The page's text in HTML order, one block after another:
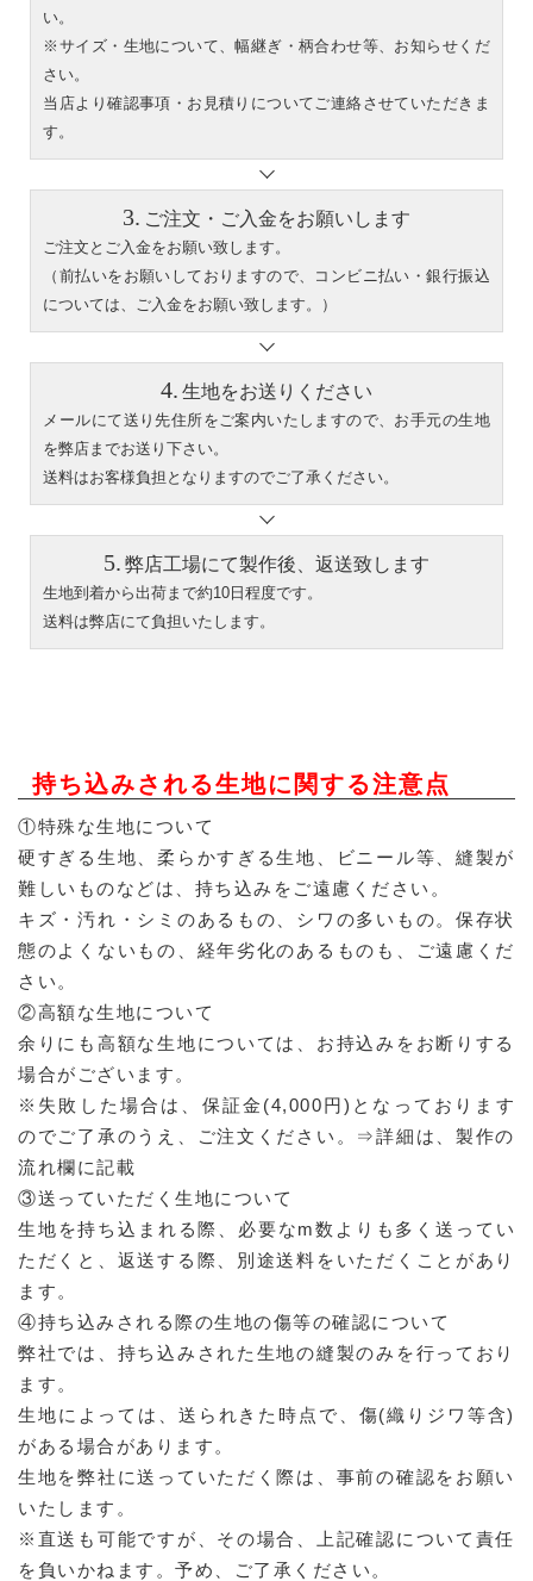
い。
※サイズ・生地について、幅継ぎ・柄合わせ等、お知らせくだ
さい。
当店より確認事項・お見積りについてご連絡させていただきま
す。
ご注文・ご入金をお願いします
ご注文とご入金をお願い致します。
（前払いをお願いしておりますので、コンビニ払い・銀行振込
については、ご入金をお願い致します。）
生地をお送りください
メールにて送り先住所をご案内いたしますので、お手元の生地
を弊店までお送り下さい。
送料はお客様負担となりますのでご了承ください。
弊店工場にて製作後、返送致します
生地到着から出荷まで約10日程度です。
送料は弊店にて負担いたします。
持ち込みされる生地に関する注意点
①特殊な生地について
硬すぎる生地、柔らかすぎる生地、ビニール等、縫製が
難しいものなどは、持ち込みをご遠慮ください。
キズ・汚れ・シミのあるもの、シワの多いもの。保存状
態のよくないもの、経年劣化のあるものも、ご遠慮くだ
さい。
②高額な生地について
余りにも高額な生地については、お持込みをお断りする
場合がございます。
※失敗した場合は、保証金(4,000円)となっております
のでご了承のうえ、ご注文ください。⇒詳細は、製作の
流れ欄に記載
③送っていただく生地について
生地を持ち込まれる際、必要なm数よりも多く送ってい
ただくと、返送する際、別途送料をいただくことがあり
ます。
④持ち込みされる際の生地の傷等の確認について
弊社では、持ち込みされた生地の縫製のみを行っており
ます。
生地によっては、送られきた時点で、傷(織りジワ等含)
がある場合があります。
生地を弊社に送っていただく際は、事前の確認をお願い
いたします。
※直送も可能ですが、その場合、上記確認について責任
を負いかねます。予め、ご了承ください。